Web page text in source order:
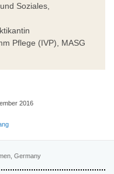
Soziales,
Pflege (IVP), MASG
2016
Germany